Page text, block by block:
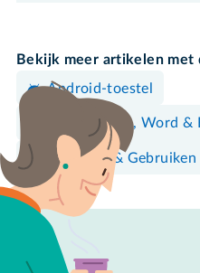
Bekijk meer artikelen met
Android-toestel
Documenten, Word &
Bedienen & Gebruiken